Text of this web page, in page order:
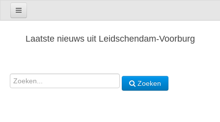
Laatste nieuws uit Leidschendam-Voorburg
Zoeken